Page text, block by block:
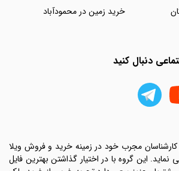
خرید زمین در محمودآباد
دنبال کنید
کارشناسان مجرب خود در زمینه خرید و فروش ویلا
این گروه با در اختیار گذاشتن بهترین فایل